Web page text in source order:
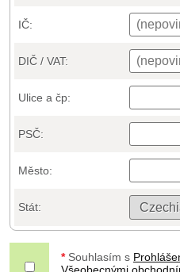
IČ:
DIČ / VAT:
Ulice a čp:
PSČ:
Město:
Stát:
* Souhlasím s